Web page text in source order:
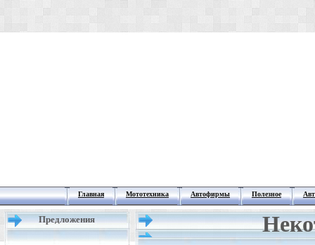
Главная Мототехника Автофирмы Полезное
Предложения